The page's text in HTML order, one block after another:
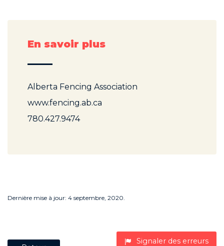
En savoir plus
Alberta Fencing Association
www.fencing.ab.ca
780.427.9474
Dernière mise à jour: 4 septembre, 2020.
Signaler des erreurs